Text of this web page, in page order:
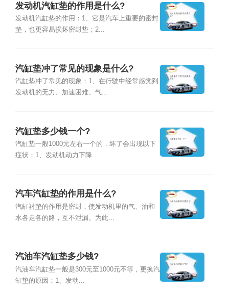
发动机汽缸垫的作用是什么?
发动机汽缸垫的作用：1、它是汽车上重要的密封
垫，也更容易损坏密封垫；2...
汽缸垫冲了常见的现象是什么?
汽缸垫冲了常见的现象：1、在行驶中经常感觉到
发动机的无力、加速困难、气...
汽缸垫多少钱一个?
汽缸垫一般1000元左右一个的，坏了会出现以下
症状：1、发动机动力下降...
汽车汽缸垫的作用是什么?
汽缸衬垫的作用是密封，使发动机里的气、油和
水各走各的路，互不泄漏。为此...
汽油车汽缸垫多少钱?
汽油车汽缸垫一般是300元至1000元不等，更换汽
缸垫的原因：1、发动...